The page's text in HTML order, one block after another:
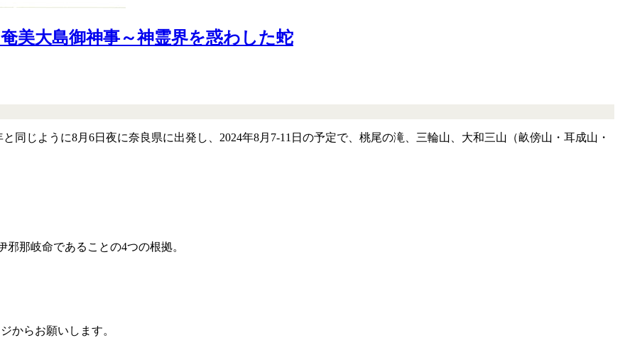
美大島御神事～神霊界を惑わした蛇
じように8月6日夜に奈良県に出発し、2024年8月7-11日の予定で、桃尾の滝、三輪山、大和三山（畝傍山・耳成山・
邪那岐命であることの4つの根拠。
からお願いします。